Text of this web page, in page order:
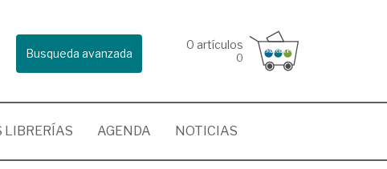
Busqueda avanzada
0 artículos
0
LIBRERÍAS AGENDA NOTICIAS